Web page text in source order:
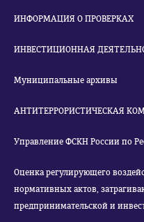
ИНФОРМАЦИЯ О ПРОВЕРКАХ
ИНВЕСТИЦИОННАЯ
Муниципальные архивы
АНТИТЕРРОРИСТИЧЕСКАЯ
Управление ФСКН России по
Оценка регулирующего
нормативных актов,
предпринимательской и